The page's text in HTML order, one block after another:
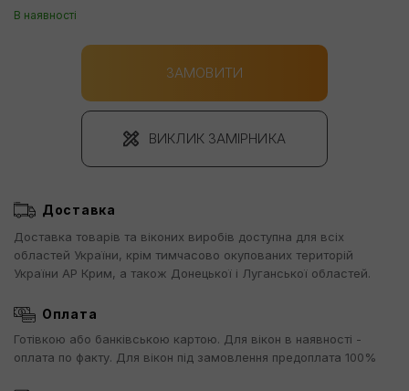
В наявності
Доставка
Доставка товарів та віконих виробів доступна для всіх
областей України, крім тимчасово окупованих територій
України АР Крим, а також Донецької і Луганської областей.
Оплата
Готівкою або банківською картою. Для вікон в наявності -
оплата по факту. Для вікон під замовлення предоплата 100%
ЗАМОВИТИ
ВИКЛИК ЗАМІРНИКА